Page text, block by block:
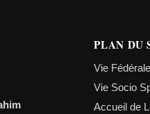
PLAN DU
Vie Fédérale
Vie Socio
Accueil de